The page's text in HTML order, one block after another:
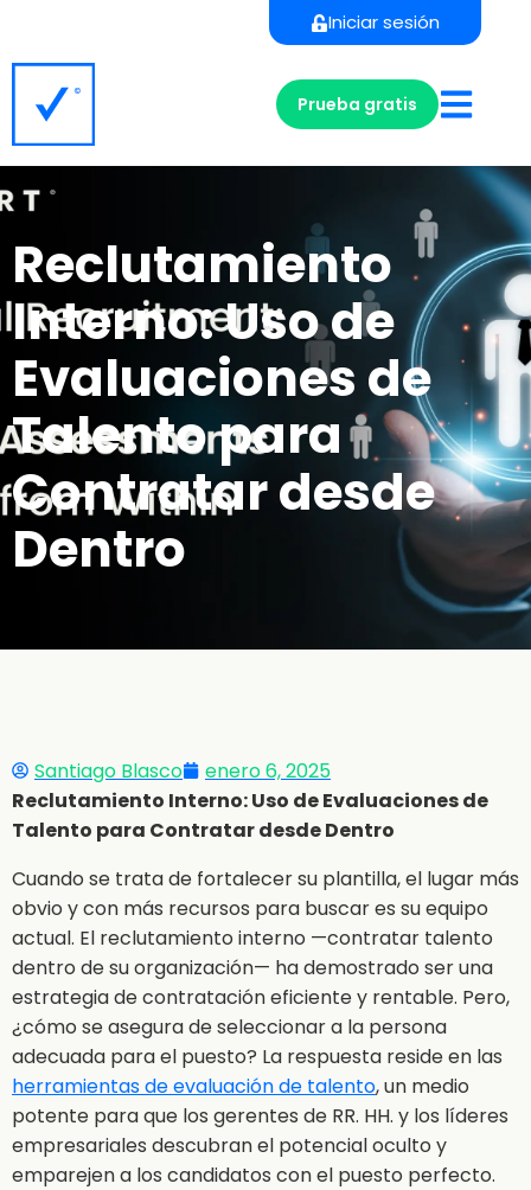
Iniciar sesión
Prueba gratis
Reclutamiento
Interno: Uso de
Evaluaciones de
Talento para
Contratar desde
Dentro
Santiago Blasco
enero 6, 2025
Reclutamiento Interno: Uso de Evaluaciones de
Talento para Contratar desde Dentro
Cuando se trata de fortalecer su plantilla, el lugar más
obvio y con más recursos para buscar es su equipo
actual. El reclutamiento interno —contratar talento
dentro de su organización— ha demostrado ser una
estrategia de contratación eficiente y rentable. Pero,
¿cómo se asegura de seleccionar a la persona
adecuada para el puesto? La respuesta reside en las
herramientas de evaluación de talento, un medio
potente para que los gerentes de RR. HH. y los líderes
empresariales descubran el potencial oculto y
emparejen a los candidatos con el puesto perfecto.